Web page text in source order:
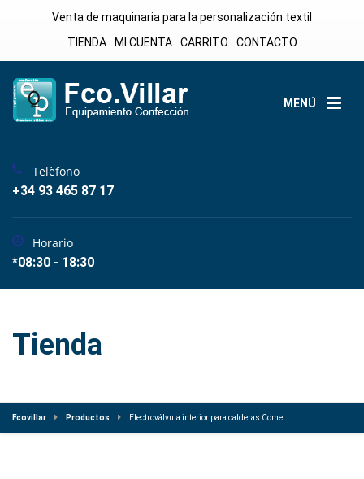
Venta de maquinaria para la personalización textil
TIENDA
MI CUENTA CARRITO CONTACTO
MENÚ
Telèfono
+34 93 465 87 17
Horario
*08:30 - 18:30
Tienda
Fcovillar Productos Electroválvula interior para calderas Comel